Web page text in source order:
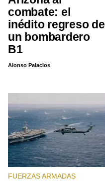
combate: el
inédito regreso de
un bombardero
B1
Alonso Palacios
FUERZAS ARMADAS